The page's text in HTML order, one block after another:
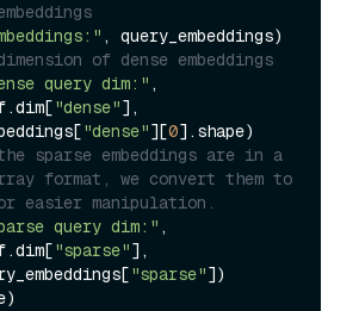
of dense embeddings
query dim:" ,
"dense"],
"dense"][0
sparse embeddings are in a
format, we convert them to
easier manipulation.
query dim:" ,
"sparse"
"sparse"])